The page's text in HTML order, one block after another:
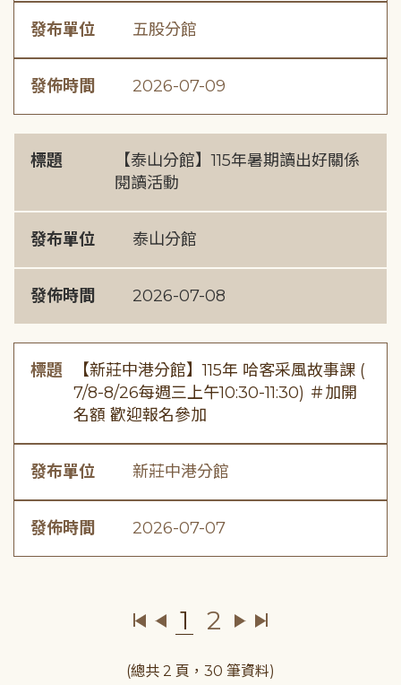
發布單位 五股分館
發佈時間 2026-07-09
標題
【泰山分館】115年暑期讀出好關係
閱讀活動
發布單位 泰山分館
發佈時間 2026-07-08
標題
【新莊中港分館】115年 哈客采風故事課 (
7/8-8/26每週三上午10:30-11:30) ＃加開
名額 歡迎報名參加
發布單位 新莊中港分館
發佈時間 2026-07-07
1 2
(總共 2 頁，30 筆資料)